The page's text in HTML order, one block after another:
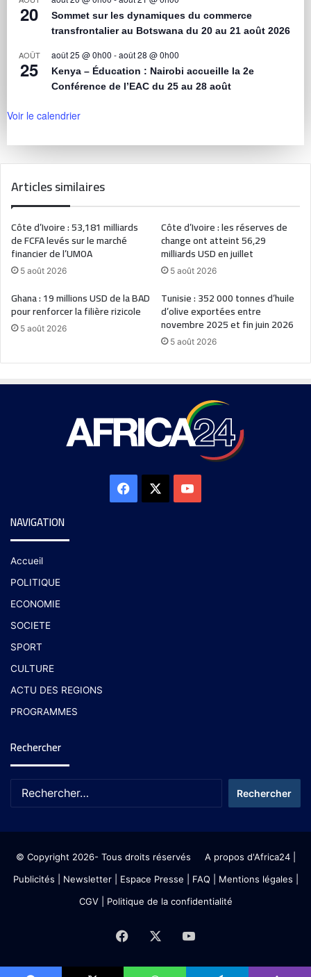
20
Sommet sur les dynamiques du commerce
transfrontalier au Botswana du 20 au 21 août 2026
AOÛT
25
août 25 @ 0h00 -août 28 @ 0h00
Kenya – Éducation : Nairobi accueille la 2e
Conférence de l’EAC du 25 au 28 août
Voir le calendrier
Articles similaires
Côte d’Ivoire : 53,181 milliards
de FCFA levés sur le marché
financier de l’UMOA
5 août 2026
Côte d’Ivoire : les réserves de
change ont atteint 56,29
milliards USD en juillet
5 août 2026
Ghana : 19 millions USD de la BAD
pour renforcer la filière rizicole
5 août 2026
Tunisie : 352 000 tonnes d’huile
d’olive exportées entre
novembre 2025 et fin juin 2026
5 août 2026
NAVIGATION
Accueil
POLITIQUE
ECONOMIE
SOCIETE
SPORT
CULTURE
ACTU DES REGIONS
PROGRAMMES
Rechercher
© Copyright 2026- Tous droits réservés A propos d'Africa24|
Publicités
Newsletter| Espace Presse | FAQ | Mentions légales
CGV| Politique de la confidentialité